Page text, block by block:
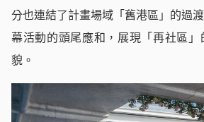
分也連結了計畫場域「舊港區」的過
幕活動的頭尾應和，展現「再社區
貌。